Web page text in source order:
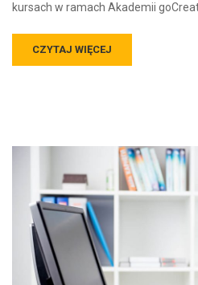
kursach w ramach Akademii
CZYTAJ WIĘCEJ